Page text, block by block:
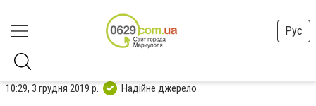
Рус
10:29, 3 грудня 2019 р. Надійне джерело